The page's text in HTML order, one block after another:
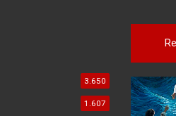
3.650
1.607